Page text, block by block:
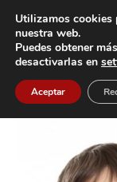
Inicio Etiquetas
Etiqueta:
Utilizamos cookies
nuestra web.
Puedes obtener
desactivarlas en
Aceptar